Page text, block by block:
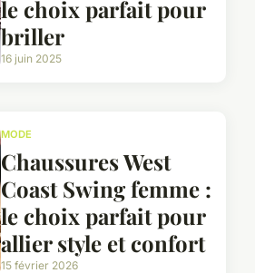
le choix parfait pour
briller
16 juin 2025
MODE
Chaussures West
Coast Swing femme :
le choix parfait pour
allier style et confort
15 février 2026